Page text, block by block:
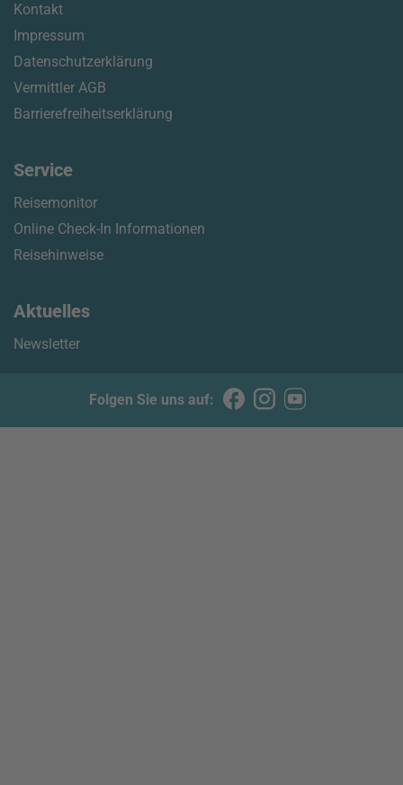
Kontakt
Impressum
Datenschutzerklärung
Vermittler AGB
Barrierefreiheitserklärung
Service
Reisemonitor
Online Check-In Informationen
Reisehinweise
Aktuelles
Newsletter
Folgen Sie uns auf: